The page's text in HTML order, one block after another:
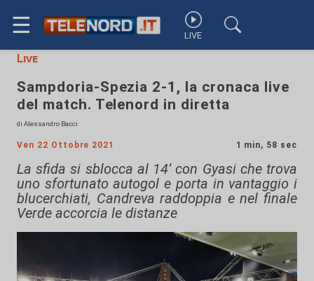
☰ LIVE
Live
Sampdoria-Spezia 2-1, la cronaca live
del match. Telenord in diretta
di Alessandro Bacci
Ven 22 Ottobre 2021 1 min, 58 sec
La sfida si sblocca al 14’ con Gyasi che trova
uno sfortunato autogol e porta in vantaggio i
blucerchiati, Candreva raddoppia e nel finale
Verde accorcia le distanze